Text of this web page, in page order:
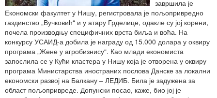
завршила је
Економски факултет у Нишу, регистровала је пољопривредно
газдинство „Вучковић“ и у атару Грделице, одакле су јој корени,
почела производњу специфичних врста биља и воћа. На
конкурсу УСАИД-а добила је награду од 15.000 долара у оквиру
програма „Жене у агробизнису“. Као млади економиста
запослила се у Кући кластера у Нишу која је отворена у оквиру
програма Министарства иностраних послова Данске за локални
економски развој на Балкану – ЛЕДИБ. Била је задужена за
област пољопривреде. Допунски посао, каже, био јој је